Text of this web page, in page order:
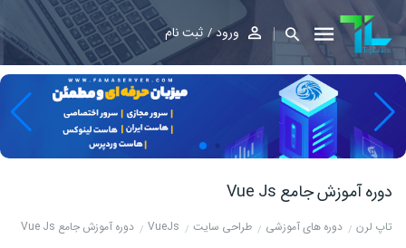
ورود ثبت نام
دوره آموزش جامع Vue Js
تاپ لرن دوره های آموزشی طراحی سایت VueJs دوره آموزش جامع Vue Js